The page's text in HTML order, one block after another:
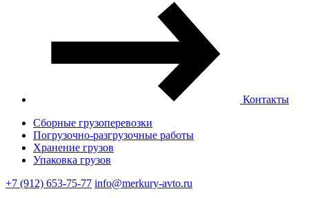
Контакты
Сборные грузоперевозки
Погрузочно-разгрузочные работы
Хранение грузов
Упаковка грузов
+7 (912) 653-75-77 info@merkury-avto.ru